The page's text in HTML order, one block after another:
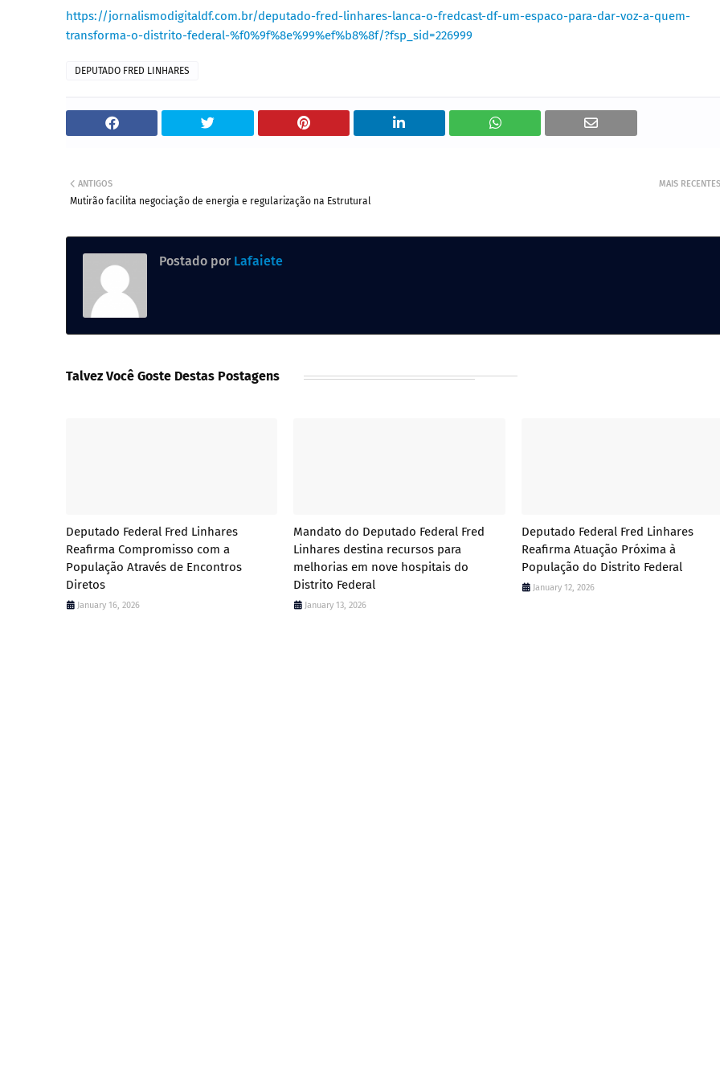
https://jornalismodigitaldf.com.br/deputado-fred-linhares-lanca-o-fredcast-df-um-espaco-para-dar-voz-a-quem-
transforma-o-distrito-federal-%f0%9f%8e%99%ef%b8%8f/?fsp_sid=226999
DEPUTADO FRED LINHARES
MAIS RECENTES
ANTIGOS
Mutirão facilita negociação de energia e regularização na Estrutural
Postado por Lafaiete
Talvez Você Goste Destas Postagens
Deputado Federal Fred Linhares
Reafirma Compromisso com a
População Através de Encontros
Diretos
January 16, 2026
Mandato do Deputado Federal Fred
Linhares destina recursos para
melhorias em nove hospitais do
Distrito Federal
January 13, 2026
Deputado Federal Fred Linhares
Reafirma Atuação Próxima à
População do Distrito Federal
January 12, 2026